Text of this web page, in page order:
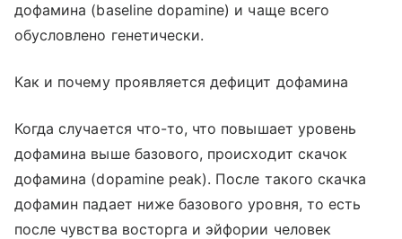
дофамина (baseline dopamine) и чаще всего
обусловлено генетически.
Как и почему проявляется дефицит дофамина
Когда случается что-то, что повышает уровень
дофамина выше базового, происходит скачок
дофамина (dopamine peak). После такого скачка
дофамин падает ниже базового уровня, то есть
после чувства восторга и эйфории человек